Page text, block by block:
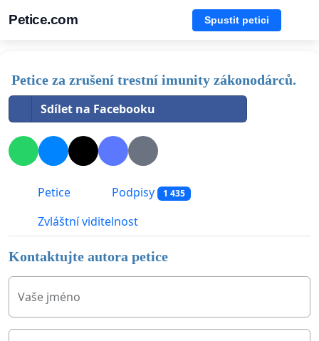
Petice.com Spustit petici
Petice za zrušení trestní imunity zákonodárců.
Sdílet na Facebooku
Petice Podpisy 1 435
Zvláštní viditelnost
Kontaktujte autora petice
Vaše jméno